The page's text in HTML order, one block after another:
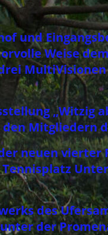
und
Weise
„Witzig
Mitgliedern
neuen vierter
des
der